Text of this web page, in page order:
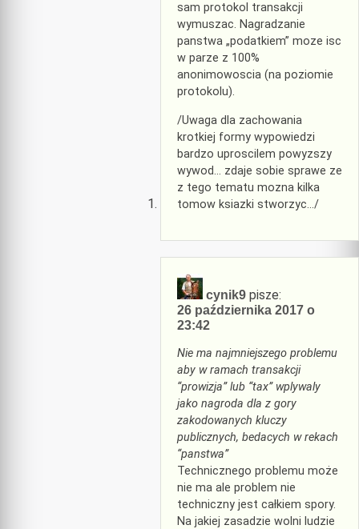
sam protokol transakcji
wymuszac. Nagradzanie
panstwa „podatkiem” moze isc
w parze z 100%
anonimowoscia (na poziomie
protokolu).
/Uwaga dla zachowania
krotkiej formy wypowiedzi
bardzo uproscilem powyzszy
wywod… zdaje sobie sprawe ze
z tego tematu mozna kilka
tomow ksiazki stworzyc…/
cynik9 pisze:
26 października 2017 o
23:42
Nie ma najmniejszego problemu
aby w ramach transakcji
“prowizja” lub “tax” wplywaly
jako nagroda dla z gory
zakodowanych kluczy
publicznych, bedacych w rekach
“panstwa”
Technicznego problemu może
nie ma ale problem nie
techniczny jest całkiem spory.
Na jakiej zasadzie wolni ludzie